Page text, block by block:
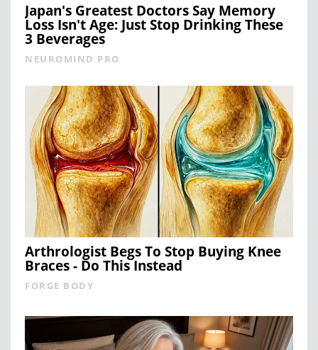
Japan's Greatest Doctors Say Memory
Loss Isn't Age: Just Stop Drinking These
3 Beverages
NEUROMIND PRO
Arthrologist Begs To Stop Buying Knee
Braces - Do This Instead
FORGE BODY